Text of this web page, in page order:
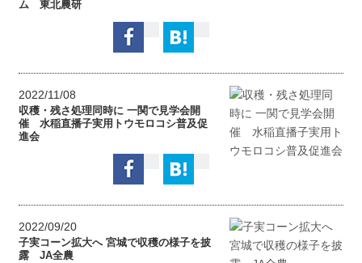
ム 東北農研
2022/11/08
収穫・残さ処理同時に 一関で見学会開
催 水稲直播子実用トウモロコシ普及促
進会
2022/09/20
子実コーン拡大へ 宮城で収穫の様子を披
露 JA全農